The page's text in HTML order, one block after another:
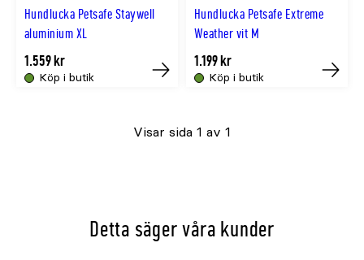
Hundlucka Petsafe Staywell
aluminium XL
Köp i butik
1.559 kr
Tillfälligt
online
Hundlucka Petsafe Extreme
Weather vit M
Köp i butik
1.199 kr
Visar sida 1 av 1
Detta säger våra kunder